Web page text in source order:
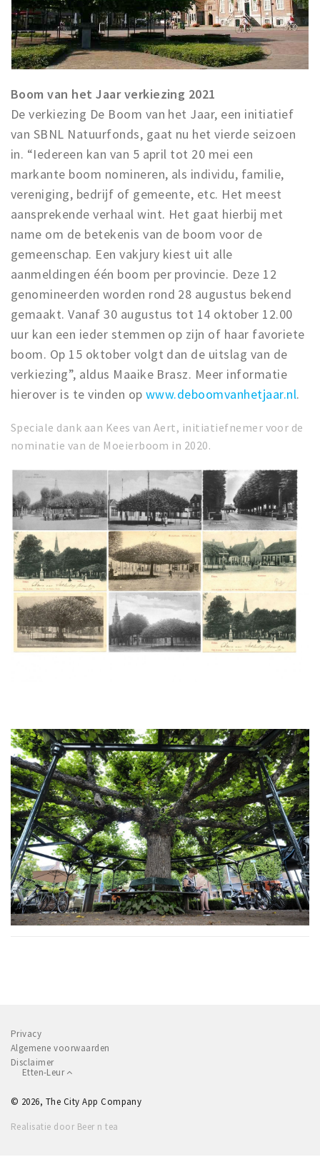
Boom van het Jaar verkiezing 2021
De verkiezing De Boom van het Jaar, een initiatief
van SBNL Natuurfonds, gaat nu het vierde seizoen
in. “Iedereen kan van 5 april tot 20 mei een
markante boom nomineren, als individu, familie,
vereniging, bedrijf of gemeente, etc. Het meest
aansprekende verhaal wint. Het gaat hierbij met
name om de betekenis van de boom voor de
gemeenschap. Een vakjury kiest uit alle
aanmeldingen één boom per provincie. Deze 12
genomineerden worden rond 28 augustus bekend
gemaakt. Vanaf 30 augustus tot 14 oktober 12.00
uur kan een ieder stemmen op zijn of haar favoriete
boom. Op 15 oktober volgt dan de uitslag van de
verkiezing”, aldus Maaike Brasz. Meer informatie
hierover is te vinden op www.deboomvanhetjaar.nl.
Speciale dank aan Kees van Aert, initiatiefnemer voor de
nominatie van de Moeierboom in 2020.
Privacy
Algemene voorwaarden
Disclaimer
Etten-Leur
© 2026, The City App Company
Realisatie door Beer n tea